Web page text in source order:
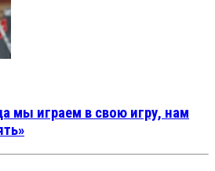
мы играем в свою игру, нам